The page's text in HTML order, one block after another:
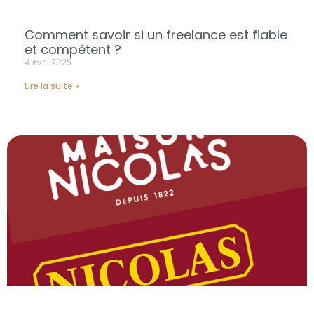
Comment savoir si un freelance est fiable
et compétent ?
4 avril 2025
Lire la suite »